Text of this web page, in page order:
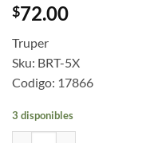
$72.00
Truper
Sku: BRT-5X
Codigo: 17866
3 disponibles